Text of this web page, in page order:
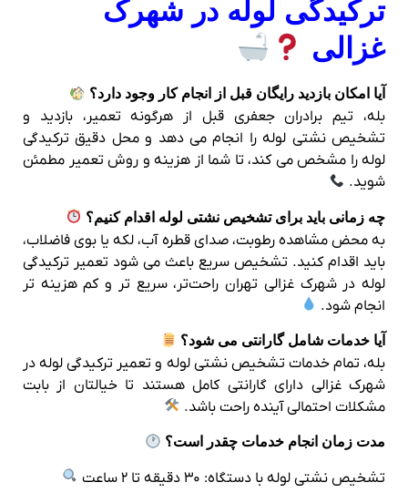
ترکیدگی لوله در شهرک
غزالی
آیا امکان بازدید رایگان قبل از انجام کار وجود دارد؟
بله، تیم برادران جعفری قبل از هرگونه تعمیر، بازدید و
تشخیص نشتی لوله را انجام می‌ دهد و محل دقیق ترکیدگی
لوله را مشخص می‌ کند، تا شما از هزینه و روش تعمیر مطمئن
شوید.
چه زمانی باید برای تشخیص نشتی لوله اقدام کنیم؟
به محض مشاهده رطوبت، صدای قطره آب، لکه یا بوی فاضلاب،
باید اقدام کنید. تشخیص سریع باعث می‌ شود تعمیر ترکیدگی
لوله در شهرک غزالی تهران راحت‌تر، سریع‌ تر و کم‌ هزینه‌ تر
انجام شود.
آیا خدمات شامل گارانتی می‌ شود؟
بله، تمام خدمات تشخیص نشتی لوله و تعمیر ترکیدگی لوله در
شهرک غزالی دارای گارانتی کامل هستند تا خیالتان از بابت
مشکلات احتمالی آینده راحت باشد.
مدت زمان انجام خدمات چقدر است؟
تشخیص نشتی لوله با دستگاه: ۳۰ دقیقه تا ۲ ساعت